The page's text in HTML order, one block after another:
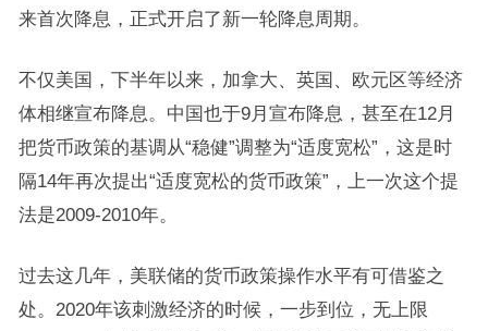
来首次降息，正式开启了新一轮降息周期。
不仅美国，下半年以来，加拿大、英国、欧元区等经济
体相继宣布降息。中国也于9月宣布降息，甚至在12月
把货币政策的基调从“稳健”调整为“适度宽松”，这是时
隔14年再次提出“适度宽松的货币政策”，上一次这个提
法是2009-2010年。
过去这几年，美联储的货币政策操作水平有可借鉴之
处。2020年该刺激经济的时候，一步到位，无上限